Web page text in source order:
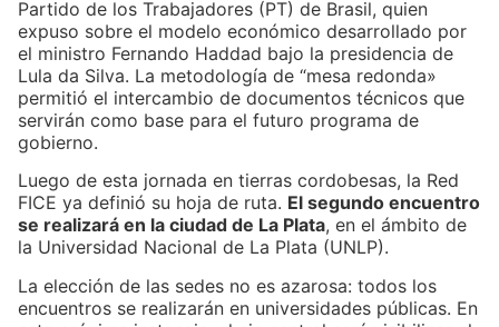
Partido de los Trabajadores (PT) de Brasil, quien
expuso sobre el modelo económico desarrollado por
el ministro Fernando Haddad bajo la presidencia de
Lula da Silva. La metodología de “mesa redonda»
permitió el intercambio de documentos técnicos que
servirán como base para el futuro programa de
gobierno.
Luego de esta jornada en tierras cordobesas, la Red
FICE ya definió su hoja de ruta. El segundo encuentro
se realizará en la ciudad de La Plata, en el ámbito de
la Universidad Nacional de La Plata (UNLP).
La elección de las sedes no es azarosa: todos los
encuentros se realizarán en universidades públicas. En